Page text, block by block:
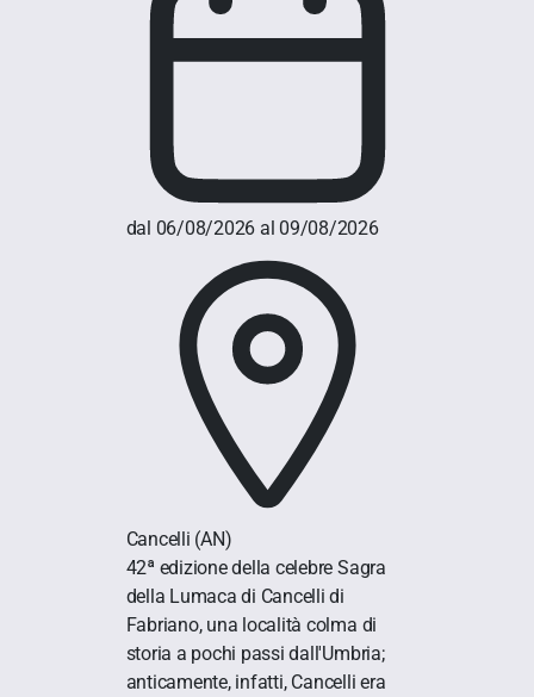
dal 06/08/2026 al 09/08/2026
Cancelli (AN)
42ª edizione della celebre Sagra
della Lumaca di Cancelli di
Fabriano, una località colma di
storia a pochi passi dall'Umbria;
anticamente, infatti, Cancelli era